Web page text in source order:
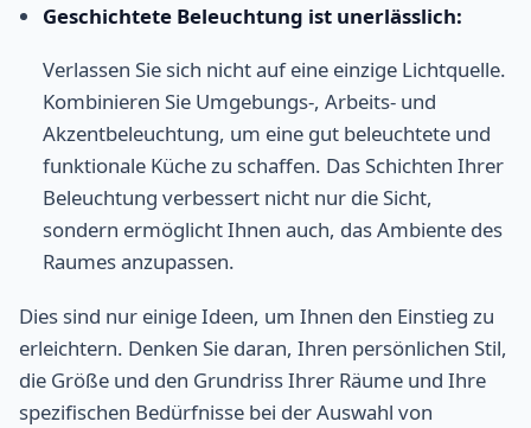
Geschichtete Beleuchtung ist unerlässlich:
Verlassen Sie sich nicht auf eine einzige Lichtquelle.
Kombinieren Sie Umgebungs-, Arbeits- und
Akzentbeleuchtung, um eine gut beleuchtete und
funktionale Küche zu schaffen. Das Schichten Ihrer
Beleuchtung verbessert nicht nur die Sicht,
sondern ermöglicht Ihnen auch, das Ambiente des
Raumes anzupassen.
Dies sind nur einige Ideen, um Ihnen den Einstieg zu
erleichtern. Denken Sie daran, Ihren persönlichen Stil,
die Größe und den Grundriss Ihrer Räume und Ihre
spezifischen Bedürfnisse bei der Auswahl von